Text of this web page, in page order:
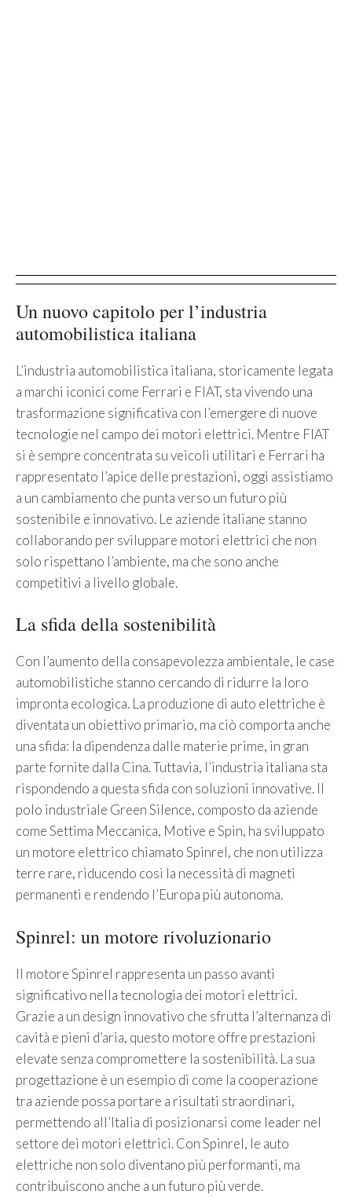
Un nuovo capitolo per l’industria
automobilistica italiana
L’industria automobilistica italiana, storicamente legata
a marchi iconici come Ferrari e FIAT, sta vivendo una
trasformazione significativa con l’emergere di nuove
tecnologie nel campo dei motori elettrici. Mentre FIAT
si è sempre concentrata su veicoli utilitari e Ferrari ha
rappresentato l’apice delle prestazioni, oggi assistiamo
a un cambiamento che punta verso un futuro più
sostenibile e innovativo. Le aziende italiane stanno
collaborando per sviluppare motori elettrici che non
solo rispettano l’ambiente, ma che sono anche
competitivi a livello globale.
La sfida della sostenibilità
Con l’aumento della consapevolezza ambientale, le case
automobilistiche stanno cercando di ridurre la loro
impronta ecologica. La produzione di auto elettriche è
diventata un obiettivo primario, ma ciò comporta anche
una sfida: la dipendenza dalle materie prime, in gran
parte fornite dalla Cina. Tuttavia, l’industria italiana sta
rispondendo a questa sfida con soluzioni innovative. Il
polo industriale Green Silence, composto da aziende
come Settima Meccanica, Motive e Spin, ha sviluppato
un motore elettrico chiamato Spinrel, che non utilizza
terre rare, riducendo così la necessità di magneti
permanenti e rendendo l’Europa più autonoma.
Spinrel: un motore rivoluzionario
Il motore Spinrel rappresenta un passo avanti
significativo nella tecnologia dei motori elettrici.
Grazie a un design innovativo che sfrutta l’alternanza di
cavità e pieni d’aria, questo motore offre prestazioni
elevate senza compromettere la sostenibilità. La sua
progettazione è un esempio di come la cooperazione
tra aziende possa portare a risultati straordinari,
permettendo all’Italia di posizionarsi come leader nel
settore dei motori elettrici. Con Spinrel, le auto
elettriche non solo diventano più performanti, ma
contribuiscono anche a un futuro più verde.